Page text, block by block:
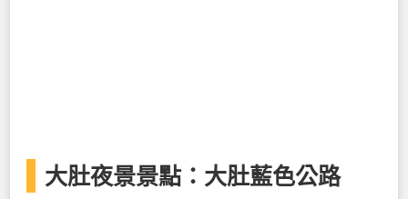
大肚夜景景點：大肚藍色公路